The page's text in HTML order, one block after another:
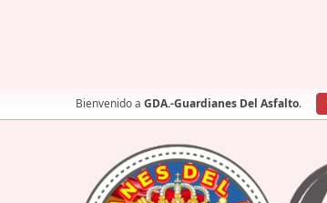
Bienvenido a GDA.-Guardianes Del Asfalto.